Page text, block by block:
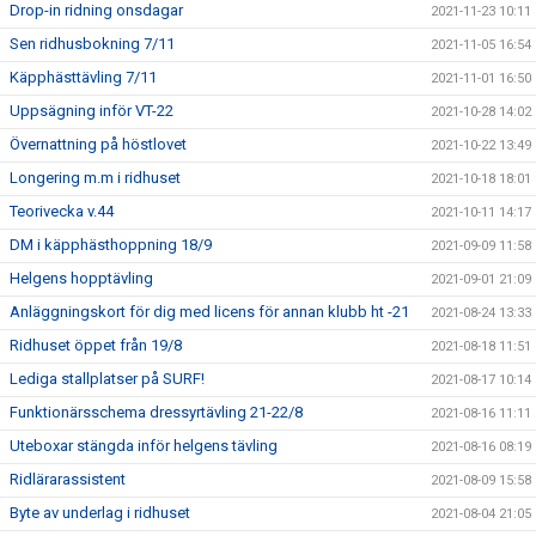
Drop-in ridning onsdagar 2021-11-23 10:11
Sen ridhusbokning 7/11 2021-11-05 16:54
Käpphästtävling 7/11 2021-11-01 16:50
Uppsägning inför VT-22 2021-10-28 14:02
Övernattning på höstlovet 2021-10-22 13:49
Longering m.m i ridhuset 2021-10-18 18:01
Teorivecka v.44 2021-10-11 14:17
DM i käpphästhoppning 18/9 2021-09-09 11:58
Helgens hopptävling 2021-09-01 21:09
Anläggningskort för dig med licens för annan klubb ht -21 2021-08-24 13:33
Ridhuset öppet från 19/8 2021-08-18 11:51
Lediga stallplatser på SURF! 2021-08-17 10:14
Funktionärsschema dressyrtävling 21-22/8 2021-08-16 11:11
Uteboxar stängda inför helgens tävling 2021-08-16 08:19
Ridlärarassistent 2021-08-09 15:58
Byte av underlag i ridhuset 2021-08-04 21:05